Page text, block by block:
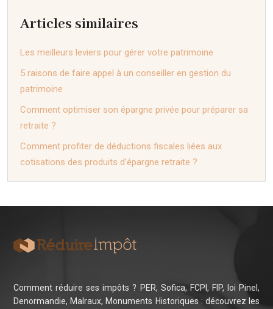
Articles similaires
Les meilleurs leviers pour gérer votre patrimoine
5 raisons de faire appel à un conseiller en gestion du
patrimoine
Comment optimiser son épargne privée pour préparer sa
retraite ?
Comment profiter de déductions fiscales liées aux
cotisations des produits d’épargne retraite ?
Comment réduire ses impôts ? PER, Sofica, FCPI, FIP, loi Pinel,
Denormandie, Malraux, Monuments Historiques : découvrez les